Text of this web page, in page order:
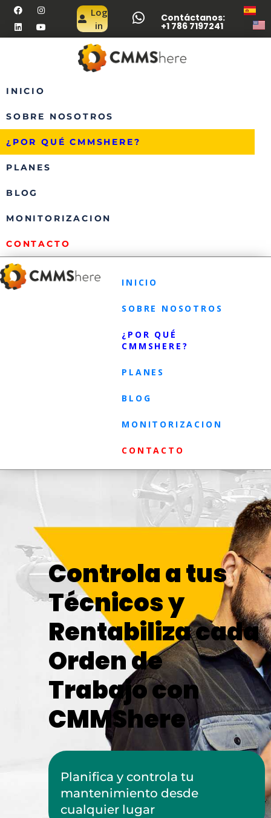
Log
in
Contáctanos:
+1 786 7197241
INICIO
SOBRE NOSOTROS
¿POR QUÉ CMMSHERE?
PLANES
BLOG
MONITORIZACION
CONTACTO
INICIO
SOBRE NOSOTROS
¿POR QUÉ
CMMSHERE?
PLANES
BLOG
MONITORIZACION
CONTACTO
Controla a tus
Técnicos y
Rentabiliza cada
Orden de
Trabajo con
CMMShere
Planifica y controla tu
mantenimiento desde
cualquier lugar